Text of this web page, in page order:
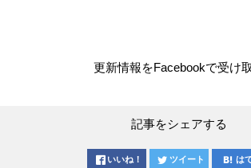
更新情報をFacebookで受け
記事をシェアする
いいね！ ツイート は